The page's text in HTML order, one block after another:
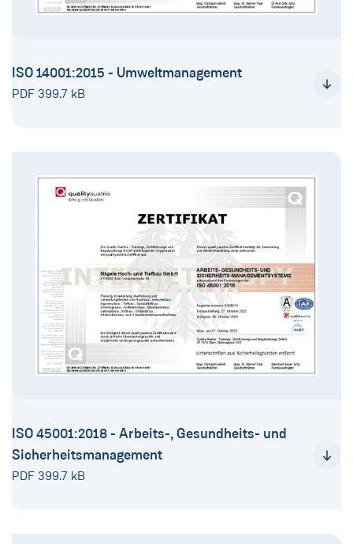
ISO 14001:2015 - Umweltmanagement
PDF 399.7 kB
ISO 45001:2018 - Arbeits-, Gesundheits- und
Sicherheitsmanagement
PDF 399.7 kB